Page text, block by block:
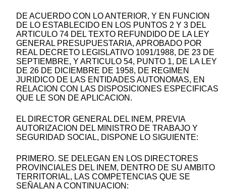
DE ACUERDO CON LO ANTERIOR, Y EN FUNCION
DE LO ESTABLECIDO EN LOS PUNTOS 2 Y 3 DEL
ARTICULO 74 DEL TEXTO REFUNDIDO DE LA LEY
GENERAL PRESUPUESTARIA, APROBADO POR
REAL DECRETO LEGISLATIVO 1091/1988, DE 23 DE
SEPTIEMBRE, Y ARTICULO 54, PUNTO 1, DE LA LEY
DE 26 DE DICIEMBRE DE 1958, DE REGIMEN
JURIDICO DE LAS ENTIDADES AUTONOMAS, EN
RELACION CON LAS DISPOSICIONES ESPECIFICAS
QUE LE SON DE APLICACION.
EL DIRECTOR GENERAL DEL INEM, PREVIA
AUTORIZACION DEL MINISTRO DE TRABAJO Y
SEGURIDAD SOCIAL, DISPONE LO SIGUIENTE:
PRIMERO. SE DELEGAN EN LOS DIRECTORES
PROVINCIALES DEL INEM, DENTRO DE SU AMBITO
TERRITORIAL, LAS COMPETENCIAS QUE SE
SEÑALAN A CONTINUACION: